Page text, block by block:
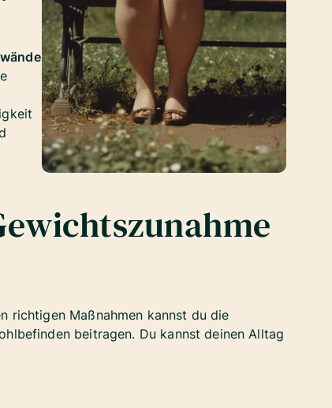
richtigen Maßnahmen kannst du die
beitragen. Du kannst deinen Alltag